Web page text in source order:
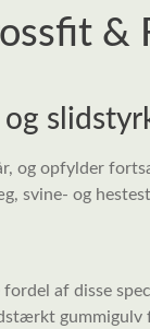
&
og opfylder
svine- og
af disse
gummigulv